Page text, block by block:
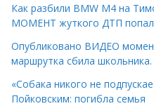
Как разбили BMW M4 на
МОМЕНТ жуткого ДТП
Опубликовано ВИДЕО
маршрутка сбила школьника.
«Собака никого не
Пойковским: погибла семья